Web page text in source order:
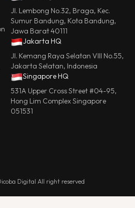
Jl. Lembong No.32, Braga, Kec.
Sumur Bandung, Kota Bandung,
Jawa Barat 40111
Jakarta HQ
Jl. Kemang Raya Selatan VIII No.55,
Jakarta Selatan, Indonesia
Singapore HQ
531A Upper Cross Street #04-95,
Hong Lim Complex Singapore
051531
Digital All right reserved